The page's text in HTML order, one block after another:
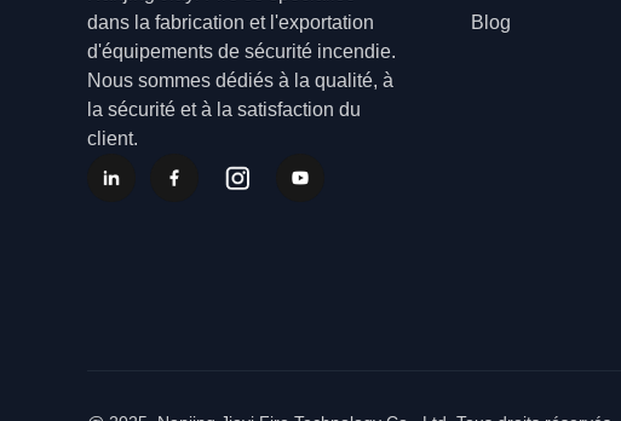
Blog
dans la fabrication et l'exportation
d'équipements de sécurité incendie.
Nous sommes dédiés à la qualité, à
la sécurité et à la satisfaction du
client.